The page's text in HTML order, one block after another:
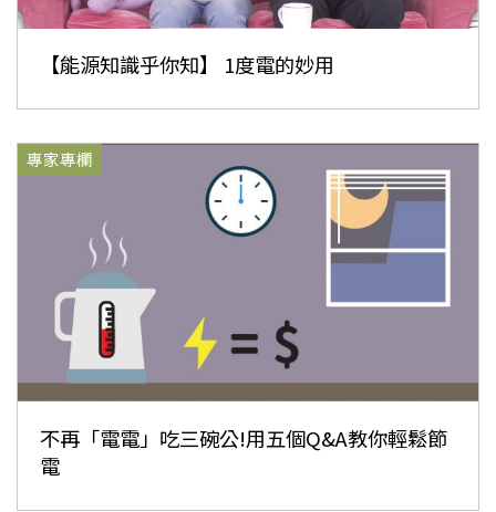
【能源知識乎你知】 1度電的妙用
專家專欄
不再「電電」吃三碗公!用五個Q&A教你輕鬆節
電